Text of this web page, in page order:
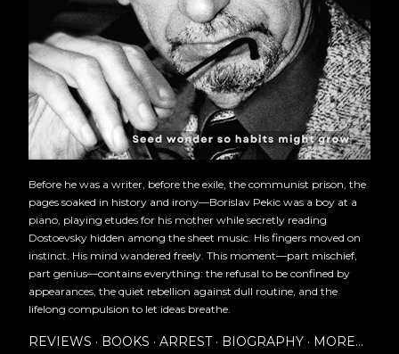
Before he was a writer, before the exile, the communist prison, the
pages soaked in history and irony—Borislav Pekic was a boy at a
piano, playing etudes for his mother while secretly reading
Dostoevsky hidden among the sheet music. His fingers moved on
instinct. His mind wandered freely. This moment—part mischief,
part genius—contains everything: the refusal to be confined by
appearances, the quiet rebellion against dull routine, and the
lifelong compulsion to let ideas breathe.
REVIEWS BOOKS ARREST BIOGRAPHY MORE…